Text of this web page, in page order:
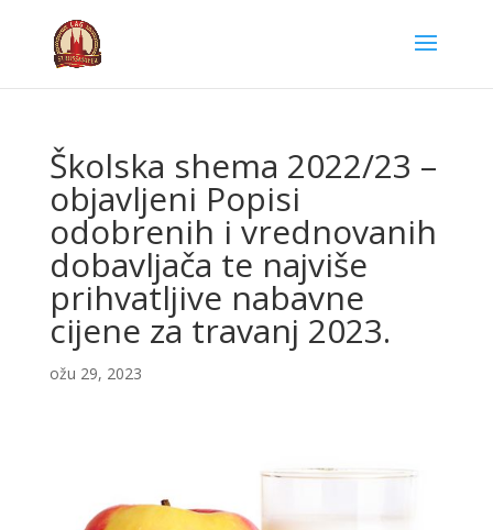
Školska shema 2022/23 –
objavljeni Popisi
odobrenih i vrednovanih
dobavljača te najviše
prihvatljive nabavne
cijene za travanj 2023.
ožu 29, 2023